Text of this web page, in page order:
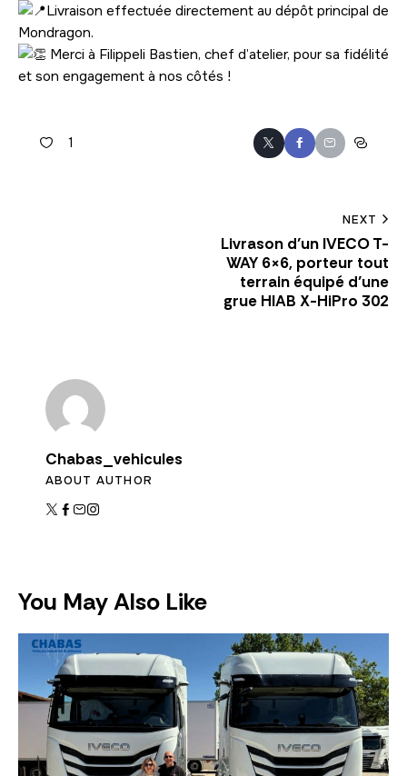
Livraison effectuée directement au dépôt principal de
Mondragon.
Merci à Filippeli Bastien, chef d’atelier, pour sa fidélité
et son engagement à nos côtés !
1
NEXT
Livrason d’un IVECO T-
WAY 6×6, porteur tout
terrain équipé d’une
grue HIAB X-HiPro 302
Chabas_vehicules
ABOUT AUTHOR
You May Also Like